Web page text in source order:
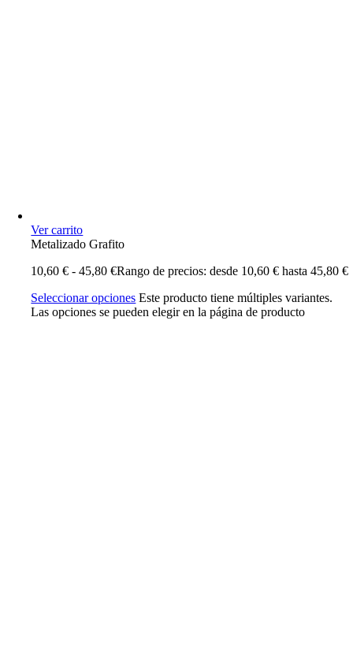
Ver carrito
Metalizado Grafito
10,60€ - 45,80€Rango de precios: desde 10,60 € hasta 45,80 €
Seleccionar opciones Este producto tiene múltiples variantes.
Las opciones se pueden elegir en la página de producto